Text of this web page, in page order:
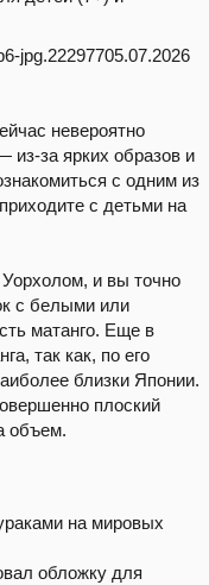
невероятно
из-за ярких образов и
с одним из
с детьми на
и вы точно
с белыми или
матанго. Еще в
так как, по его
близки Японии.
плоский
объем.
на мировых
обложку для